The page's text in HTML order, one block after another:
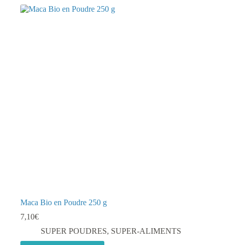
Maca Bio en Poudre 250 g
7,10€
SUPER POUDRES, SUPER-ALIMENTS